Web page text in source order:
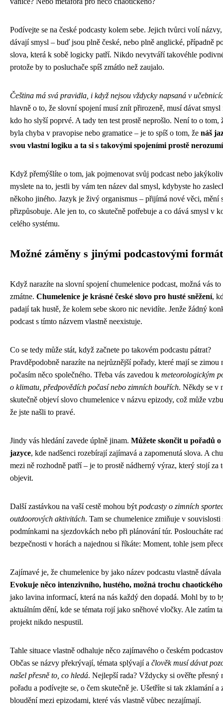
Podívejte se na české podcasty kolem sebe. Jejich tvůrci volí
dávají smysl – buď jsou plně české, nebo plně anglické, případně
slova, která k sobě logicky patří. Nikdo nevytváří takovéhle
protože by to posluchače spíš zmátlo než zaujalo.
Čeština má svá pravidla, i když nejsou vždycky napsaná v
hlavně o to, že slovní spojení musí znít přirozeně, musí dávat
kdo ho slyší poprvé. A tady ten test prostě neprošlo. Není to o tom,
byla chyba v pravopise nebo gramatice – je to spíš o tom, že náš
svou vlastní logiku a ta si s takovými spojeními prostě nerozumí
Když přemýšlíte o tom, jak pojmenovat svůj podcast nebo
myslete na to, jestli by vám ten název dal smysl, kdybyste ho
někoho jiného. Jazyk je živý organismus – přijímá nové věci, mění
přizpůsobuje. Ale jen to, co skutečně potřebuje a co dává smysl v
celého systému.
Možné záměny s jinými podcastovými
Když narazíte na slovní spojení chumelenice podcast, možná vás
zmátne. Chumelenice je krásné české slovo pro husté sněžení,
padají tak hustě, že kolem sebe skoro nic nevidíte. Jenže žádný
podcast s tímto názvem vlastně neexistuje.
Co se tedy může stát, když začnete po takovém podcastu pátrat?
Pravděpodobně narazíte na nejrůznější pořady, které mají se zimou
počasím něco společného. Třeba vás zavedou k meteorologickým
o klimatu, předpovědích počasí nebo zimních bouřích. Někdy se v
skutečně objeví slovo chumelenice v názvu epizody, což může
že jste našli to pravé.
Jindy vás hledání zavede úplně jinam. Můžete skončit u pořadů o
jazyce, kde nadšenci rozebírají zajímavá a zapomenutá slova. A
mezi ně rozhodně patří – je to prostě nádherný výraz, který stojí za
objevit.
Další zastávkou na vaší cestě mohou být podcasty o zimních
outdoorových aktivitách. Tam se chumelenice zmiňuje v souvislosti
podmínkami na sjezdovkách nebo při plánování túr. Posloucháte
bezpečnosti v horách a najednou si říkáte: Moment, tohle jsem
Zajímavé je, že chumelenice by jako název podcastu vlastně dávala
Evokuje něco intenzivního, hustého, možná trochu chaotického
jako lavina informací, která na nás každý den dopadá. Mohl by to
aktuálním dění, kde se témata rojí jako sněhové vločky. Ale zatím
projekt nikdo nespustil.
Tahle situace vlastně odhaluje něco zajímavého o českém
Občas se názvy překrývají, témata splývají a člověk musí dávat
našel přesně to, co hledá. Nejlepší rada? Vždycky si ověřte přesný
pořadu a podívejte se, o čem skutečně je. Ušetříte si tak zklamání a
bloudění mezi epizodami, které vás vlastně vůbec nezajímají.